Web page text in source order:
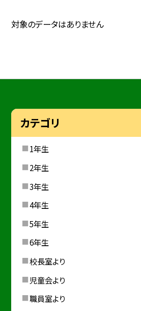
対象のデータはありません
カテゴリ
1年生
2年生
3年生
4年生
5年生
6年生
校長室より
児童会より
職員室より